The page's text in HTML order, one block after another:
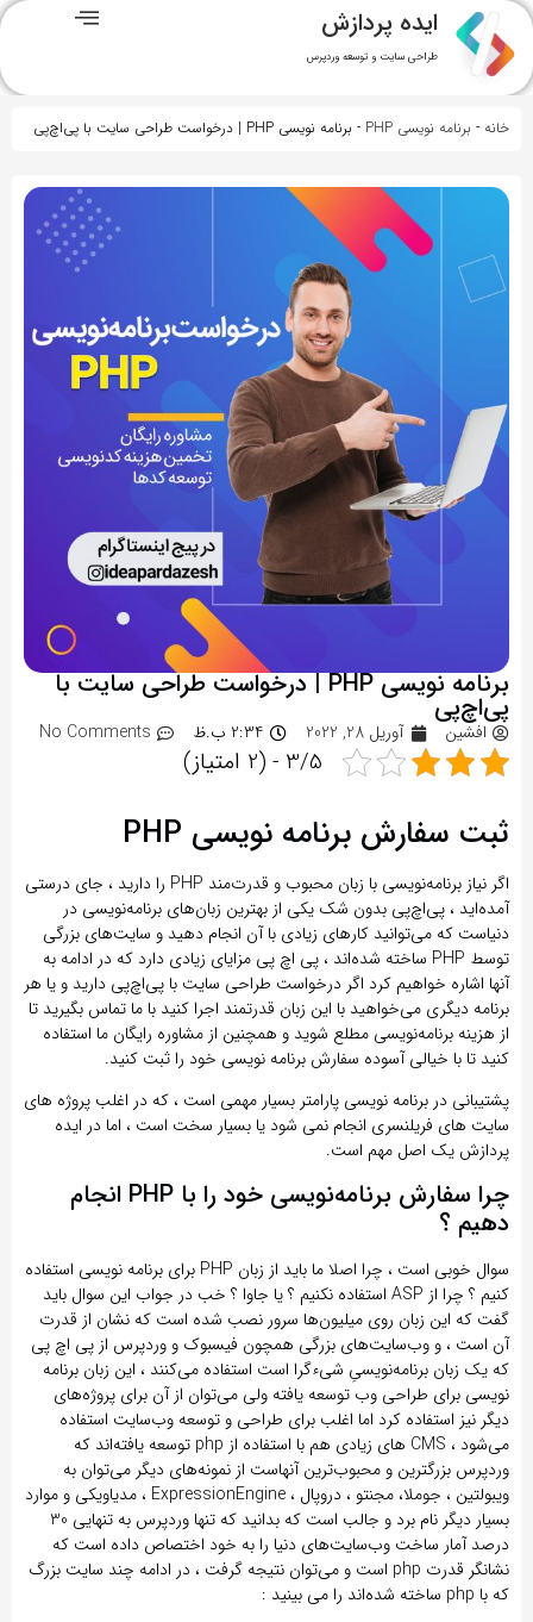
ایده پردازش
طراحی سایت و توسعه وردپرس
خانه - برنامه نویسی PHP - برنامه نویسی PHP | درخواست طراحی سایت با پی‌اچ‌پی
برنامه نویسی PHP | درخواست طراحی سایت با
پی‌اچ‌پی
افشین آوریل 28, 2022 2:34 ب.ظ No Comments
3/5 - (2 امتیاز)
ثبت سفارش برنامه نویسی PHP
اگر نیاز برنامه‌نویسی با زبان محبوب و قدرت‌مند PHP را دارید ، جای درستی
آمده‌اید ، پی‌اچ‌پی بدون شک یکی از بهترین زبان‌های برنامه‌نویسی در
دنیاست که می‌توانید کارهای زیادی با آن انجام دهید و سایت‌های بزرگی
توسط PHP ساخته شده‌اند ، پی اچ پی مزایای زیادی دارد که در ادامه به
آنها اشاره خواهیم کرد اگر درخواست طراحی سایت با پی‌اچ‌پی دارید و یا هر
برنامه دیگری می‌خواهید با این زبان قدرتمند اجرا کنید با ما تماس بگیرید تا
از هزینه برنامه‌نویسی مطلع شوید و همچنین از مشاوره رایگان ما استفاده
کنید تا با خیالی آسوده سفارش برنامه نویسی خود را ثبت کنید.
پشتیبانی در برنامه نویسی پارامتر بسیار مهمی است ، که در اغلب پروژه های
سایت های فریلنسری انجام نمی شود یا بسیار سخت است ، اما در ایده
پردازش یک اصل مهم است.
چرا سفارش برنامه‌نویسی خود را با PHP انجام
دهیم ؟
سوال خوبی است ، چرا اصلا ما باید از زبان PHP برای برنامه نویسی استفاده
کنیم ؟ چرا از ASP استفاده نکنیم ؟ یا جاوا ؟ خب در جواب این سوال باید
گفت که این زبان روی میلیون‌ها سرور نصب شده است که نشان از قدرت
آن است ، و وب‌سایت‌های بزرگی همچون فیسبوک و وردپرس از پی اچ پی
که یک زبان برنامه‌نویسیِ شیءگرا است استفاده می‌کنند ، این زبان برنامه
نویسی برای طراحی وب توسعه یافته ولی می‌توان از آن برای پروژه‌های
دیگر نیز استفاده کرد اما اغلب برای طراحی و توسعه وب‌سایت استفاده
می‌شود ، CMS های زیادی هم با استفاده از php توسعه یافته‌اند که
وردپرس بزرگترین و محبوب‌ترین آنهاست از نمونه‌های دیگر می‌توان به
ویبولتین ، جوملا، مجنتو ، دروپال ، ExpressionEngine ، مدیاویکی و موارد
بسیار دیگر نام برد و جالب است که بدانید که تنها وردپرس به تنهایی 30
درصد آمار ساخت وب‌سایت‌های دنیا را به خود اختصاص داده است که
نشانگر قدرت php است و می‌توان نتیجه گرفت ، در ادامه چند سایت بزرگ
که با php ساخته شده‌اند را می بینید :